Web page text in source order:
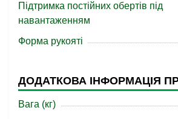
Підтримка постійних обертів під
навантаженням
Форма рукояті
ДОДАТКОВА ІНФОРМАЦІЯ
Вага (кг)